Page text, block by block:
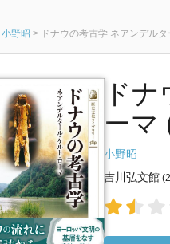
小野昭 > ドナウの考古学 ネアンデル
ド
ーマ
小野昭
吉川弘文館